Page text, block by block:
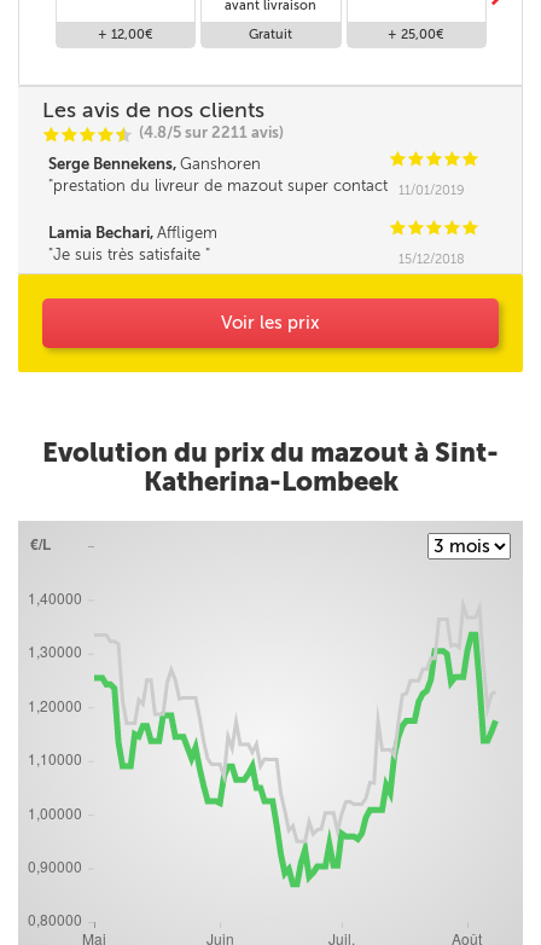
+ 12,00€
avant livraison
Gratuit
+ 25,00€
Les avis de nos clients
CCCCi
@ (4.8/5 sur 2211 avis)
Serge Bennekens, Ganshoren CCCCC
prestation du livreur de mazout super contact
11/01/2019
Lamia Bechari, Affligem CCCCC
Je suis très satisfaite
15/12/2018
Voir les prix
Evolution du prix du mazout à Sint-
Katherina-Lombeek